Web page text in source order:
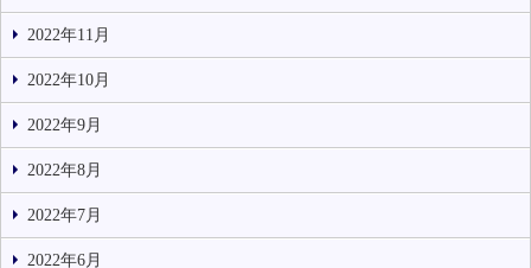
2022年11月
2022年10月
2022年9月
2022年8月
2022年7月
2022年6月